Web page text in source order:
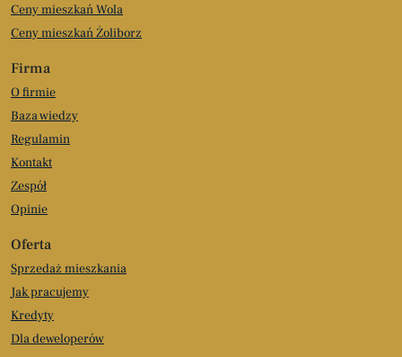
Ceny mieszkań Wola
Ceny mieszkań Żoliborz
Firma
O firmie
Baza wiedzy
Regulamin
Kontakt
Zespół
Opinie
Oferta
Sprzedaż mieszkania
Jak pracujemy
Kredyty
Dla deweloperów